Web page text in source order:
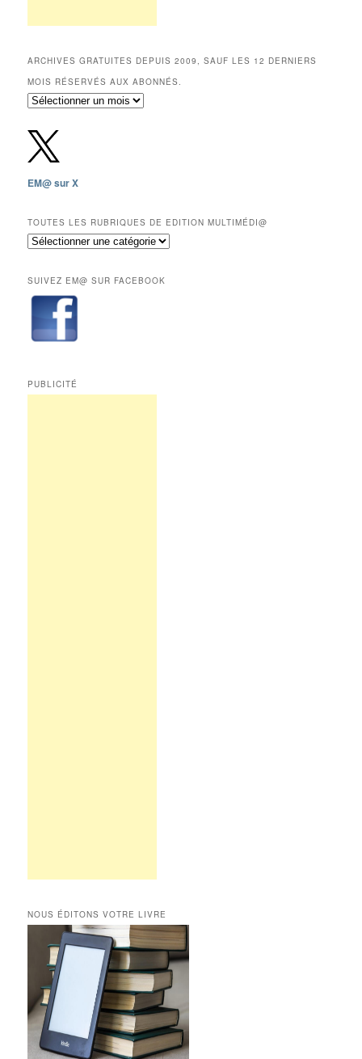
ARCHIVES GRATUITES DEPUIS 2009, SAUF LES 12 DERNIERS
MOIS RÉSERVÉS AUX ABONNÉS.
Archives
depuis
2009,
sauf
12
mois
réservés
aux
EM@ sur X
TOUTES LES RUBRIQUES DE EDITION MULTIMÉDI@
Toutes
de
Edition
Multimédi@
SUIVEZ EM@ SUR FACEBOOK
PUBLICITÉ
NOUS ÉDITONS VOTRE LIVRE